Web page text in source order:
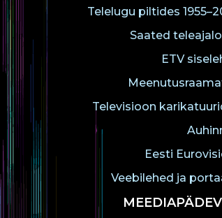
Telelugu piltides
Saated
ETV
Televisioon
Eesti
Veebilehed ja